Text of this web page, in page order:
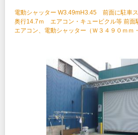
電動シャッター W3.49mH3.45 前面に駐車
奥行14.7ｍ エアコン・キュービクル等 前面
エアコン、電動シャッター（Ｗ３４９０ｍｍ